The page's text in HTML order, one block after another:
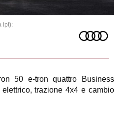
ipt):
50 e-tron quattro Business
trazione 4x4 e cambio